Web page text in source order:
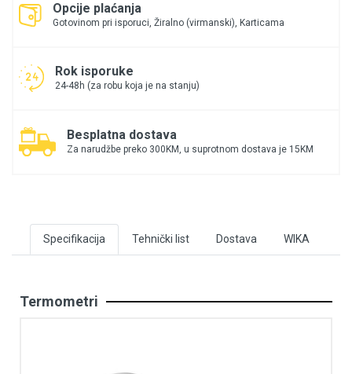
Opcije plaćanja
Gotovinom pri isporuci, Žiralno (virmanski), Karticama
Rok isporuke
24-48h (za robu koja je na stanju)
Besplatna dostava
Za narudžbe preko 300KM, u suprotnom dostava je 15KM
Specifikacija Tehnički list Dostava WIKA
Termometri